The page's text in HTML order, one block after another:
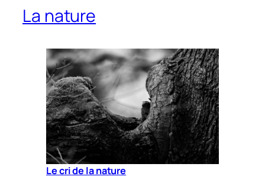
La nature
Le cri de la nature